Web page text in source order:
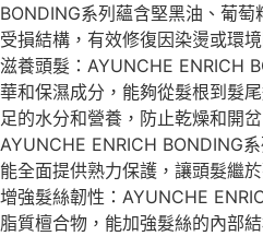
BONDING系列蘊含堅黑油、葡
受損結構，有效修復因染燙或環
滋養頭髮：AYUNCHE ENRICH
華和保濕成分，能夠從髮根到髮
足的水分和營養，防止乾燥和開
AYUNCHE ENRICH BONDING
能全面提供熟力保護，讓頭髮繼
增強髮絲韌性：AYUNCHE
脂質檀合物，能加強髮絲的內部